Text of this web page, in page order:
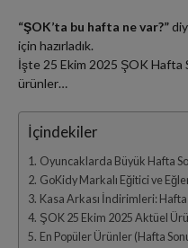
“ŞOK’ta bu hafta ne var?”
için hazırladık.
İşte 25 Ekim 2025 ŞOK Hafta
ürünler…
İçindekiler
Oyuncaklarda Büyük Hafta
GoKidy Markalı Eğitici ve
Kasa Arkası İndirimleri:
ŞOK 25 Ekim 2025 Aktüel
En Popüler Ürünler (Hafta